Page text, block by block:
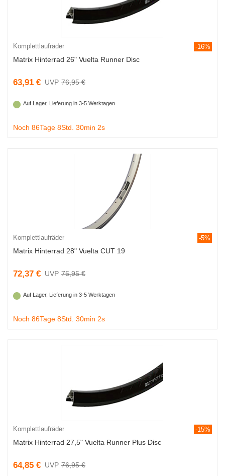
Komplettlaufräder -16%
Matrix Hinterrad 26" Vuelta Runner Disc
63,91 € 76,95 €
Auf Lager, Lieferung in 3-5 Werktagen
Noch 86Tage 8Std. 30min 1s
Komplettlaufräder -5%
Matrix Hinterrad 28" Vuelta CUT 19
72,37 € 76,95 €
Auf Lager, Lieferung in 3-5 Werktagen
Noch 86Tage 8Std. 30min 1s
Komplettlaufräder -15%
Matrix Hinterrad 27,5" Vuelta Runner Plus Disc
64,85 € 76,95 €